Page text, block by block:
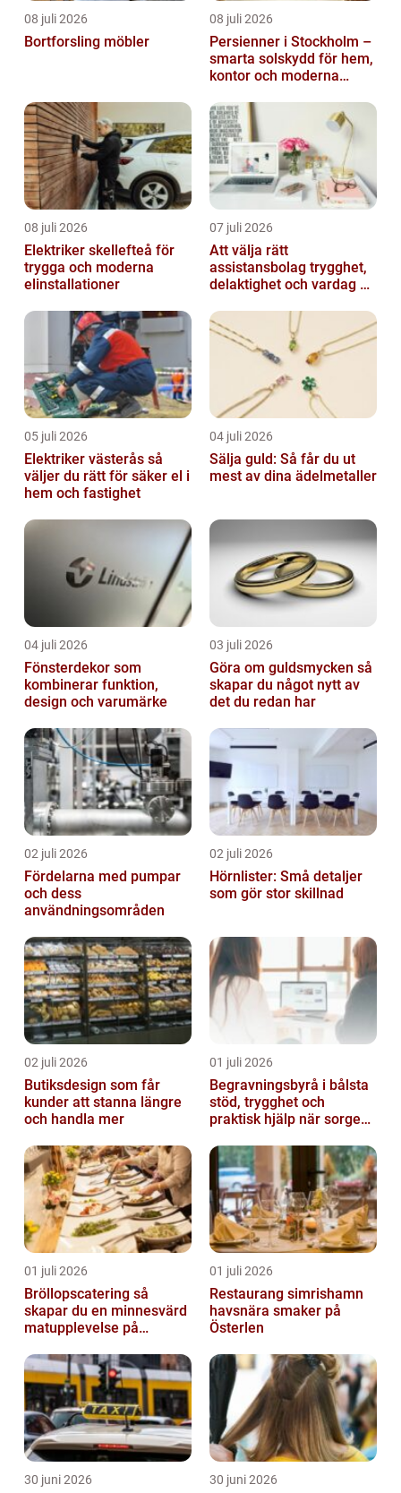
08 juli 2026
Bortforsling möbler
08 juli 2026
Persienner i Stockholm –
smarta solskydd för hem,
kontor och moderna
08 juli 2026
Elektriker skellefteå för
trygga och moderna
elinstallationer
07 juli 2026
Att välja rätt
assistansbolag trygghet,
delaktighet och vardag på
05 juli 2026
Elektriker västerås så
väljer du rätt för säker el i
hem och fastighet
04 juli 2026
Sälja guld: Så får du ut
mest av dina ädelmetaller
04 juli 2026
Fönsterdekor som
kombinerar funktion,
design och varumärke
03 juli 2026
Göra om guldsmycken så
skapar du något nytt av
det du redan har
02 juli 2026
Fördelarna med pumpar
och dess
användningsområden
02 juli 2026
Hörnlister: Små detaljer
som gör stor skillnad
02 juli 2026
Butiksdesign som får
kunder att stanna längre
och handla mer
01 juli 2026
Begravningsbyrå i bålsta
stöd, trygghet och
praktisk hjälp när sorgen
01 juli 2026
Bröllopscatering så
skapar du en minnesvärd
matupplevelse på
01 juli 2026
Restaurang simrishamn
havsnära smaker på
Österlen
30 juni 2026 30 juni 2026